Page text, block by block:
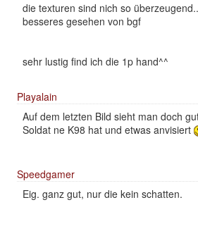
die texturen sind nich so
besseres gesehen von bgf
sehr lustig find ich die 1p hand^^
Playalain
Auf dem letzten Bild sieht man doch
Soldat ne K98 hat und etwas anvisiert
Speedgamer
Eig. ganz gut, nur die kein schatten.